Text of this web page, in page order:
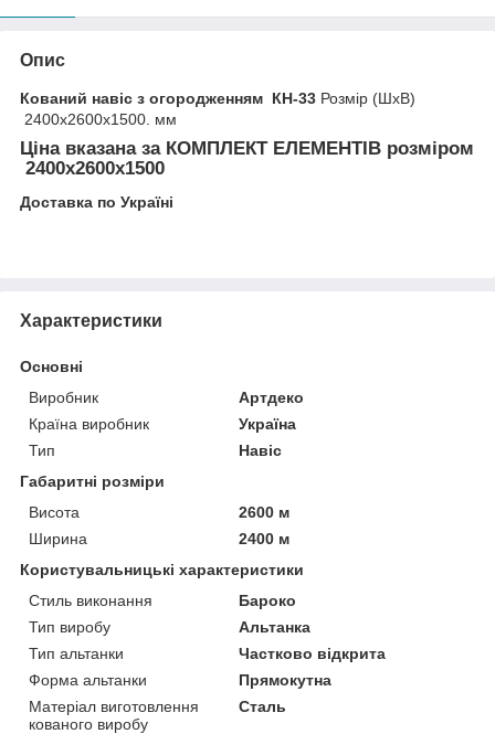
Опис
Кований навіс з огородженням КН-33 Розмір (ШхВ)
2400х2600х1500. мм
Ціна вказана за КОМПЛЕКТ ЕЛЕМЕНТІВ розміром
2400х2600х1500
Доставка по Україні
Характеристики
Основні
Виробник
Артдеко
Країна виробник
Україна
Тип
Навіс
Габаритні розміри
Висота
2600 м
Ширина
2400 м
Користувальницькі характеристики
Стиль виконання
Бароко
Тип виробу
Альтанка
Тип альтанки
Частково відкрита
Форма альтанки
Прямокутна
Матеріал виготовлення
кованого виробу
Сталь